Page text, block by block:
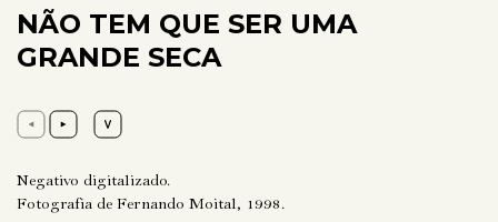
NÃO TEM QUE SER UMA
GRANDE SECA
Negativo digitalizado.
Fotografia de Fernando Moital, 1998.